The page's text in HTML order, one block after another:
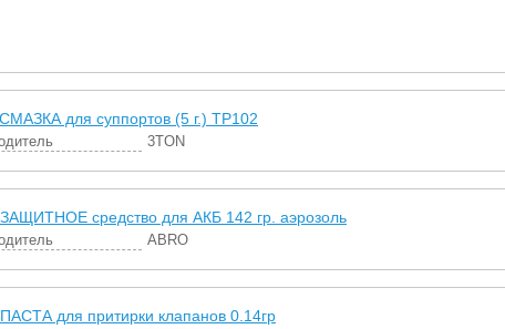
для суппортов (5 г.) ТР102
3TON
средство для АКБ 142 гр. аэрозоль
ABRO
для притирки клапанов 0.14гр